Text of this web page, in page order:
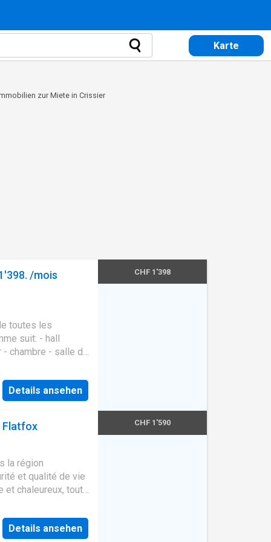
Karte
zur Miete in Crissier
/mois
toutes les
suit: - hall
chambre - salle de
Details ansehen
CHF 1'398
Flatfox
la région
et qualité de vie
et chaleureux, tout
toute confiance
afin de
Details ansehen
CHF 1'590